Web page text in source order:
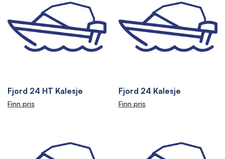
Fjord 24 HT Kalesje
Finn pris
Fjord 24 Kalesje
Finn pris